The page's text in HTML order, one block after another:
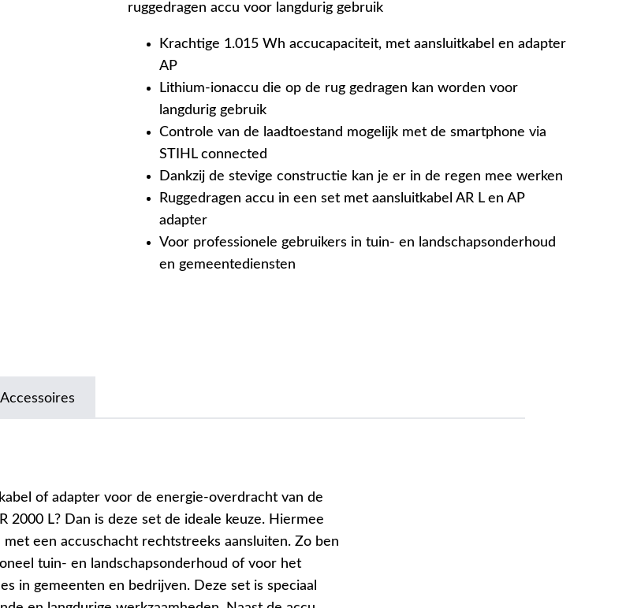
ruggedragen accu voor langdurig gebruik
Krachtige 1.015 Wh accucapaciteit, met aansluitkabel en adapter
AP
Lithium-ionaccu die op de rug gedragen kan worden voor
langdurig gebruik
Controle van de laadtoestand mogelijk met de smartphone via
STIHL connected
Dankzij de stevige constructie kan je er in de regen mee werken
Ruggedragen accu in een set met aansluitkabel AR L en AP
adapter
Voor professionele gebruikers in tuin- en landschapsonderhoud
en gemeentediensten
Accessoires
of adapter voor de energie-overdracht van de
2000 L? Dan is deze set de ideale keuze. Hiermee
met een accuschacht rechtstreeks aansluiten. Zo ben
tuin- en landschapsonderhoud of voor het
in gemeenten en bedrijven. Deze set is speciaal